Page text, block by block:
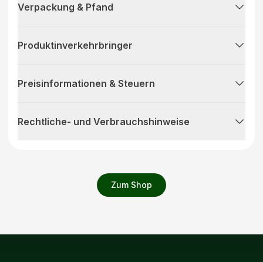
Zum Shop
Verpackung & Pfand
Produktinverkehrbringer
Preisinformationen & Steuern
Rechtliche- und Verbrauchshinweise